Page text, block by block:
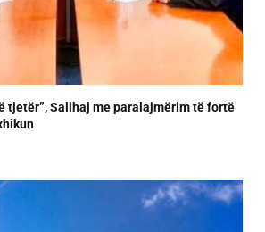
tjetër”, Salihaj me paralajmërim të fortë